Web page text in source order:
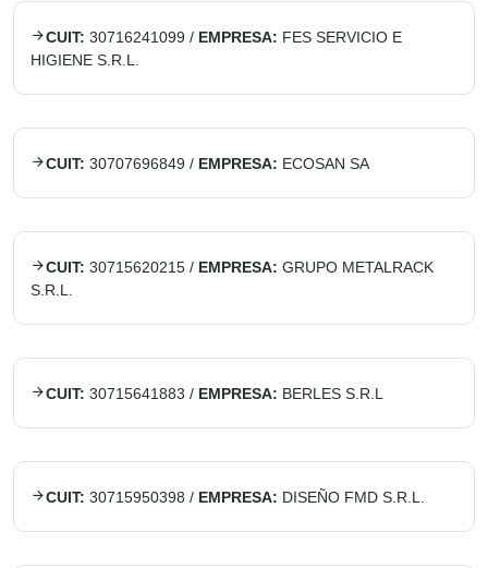
CUIT: 30716241099 / EMPRESA: FES SERVICIO E
HIGIENE S.R.L.
CUIT: 30707696849 / EMPRESA: ECOSAN SA
CUIT: 30715620215 / EMPRESA: GRUPO METALRACK
S.R.L.
CUIT: 30715641883 / EMPRESA: BERLES S.R.L
CUIT: 30715950398 / EMPRESA: DISEÑO FMD S.R.L.